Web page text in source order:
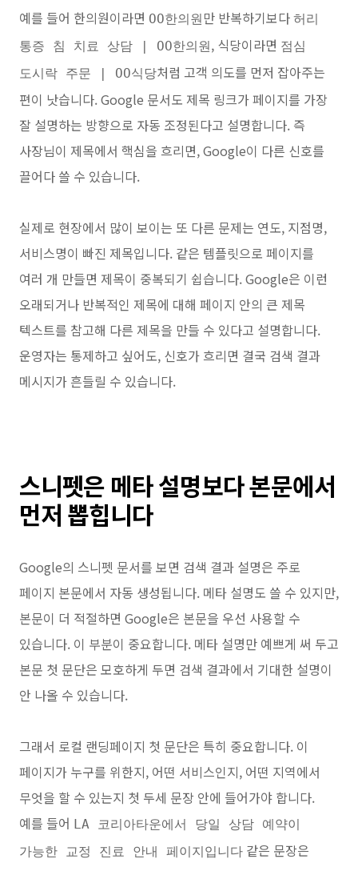
예를 들어 한의원이라면 OO한의원만 반복하기보다 허리
통증 침 치료 상담 | OO한의원, 식당이라면 점심
도시락 주문 | OO식당처럼 고객 의도를 먼저 잡아주는
편이 낫습니다. Google 문서도 제목 링크가 페이지를 가장
잘 설명하는 방향으로 자동 조정된다고 설명합니다. 즉
사장님이 제목에서 핵심을 흐리면, Google이 다른 신호를
끌어다 쓸 수 있습니다.
실제로 현장에서 많이 보이는 또 다른 문제는 연도, 지점명,
서비스명이 빠진 제목입니다. 같은 템플릿으로 페이지를
여러 개 만들면 제목이 중복되기 쉽습니다. Google은 이런
오래되거나 반복적인 제목에 대해 페이지 안의 큰 제목
텍스트를 참고해 다른 제목을 만들 수 있다고 설명합니다.
운영자는 통제하고 싶어도, 신호가 흐리면 결국 검색 결과
메시지가 흔들릴 수 있습니다.
스니펫은 메타 설명보다 본문에서
먼저 뽑힙니다
Google의 스니펫 문서를 보면 검색 결과 설명은 주로
페이지 본문에서 자동 생성됩니다. 메타 설명도 쓸 수 있지만,
본문이 더 적절하면 Google은 본문을 우선 사용할 수
있습니다. 이 부분이 중요합니다. 메타 설명만 예쁘게 써 두고
본문 첫 문단은 모호하게 두면 검색 결과에서 기대한 설명이
안 나올 수 있습니다.
그래서 로컬 랜딩페이지 첫 문단은 특히 중요합니다. 이
페이지가 누구를 위한지, 어떤 서비스인지, 어떤 지역에서
무엇을 할 수 있는지 첫 두세 문장 안에 들어가야 합니다.
예를 들어 LA 코리아타운에서 당일 상담 예약이
가능한 교정 진료 안내 페이지입니다 같은 문장은